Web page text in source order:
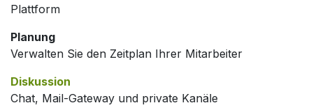
Plattform
Planung
Verwalten Sie den Zeitplan Ihrer Mitarbeiter
Diskussion
Chat, Mail-Gateway und private Kanäle